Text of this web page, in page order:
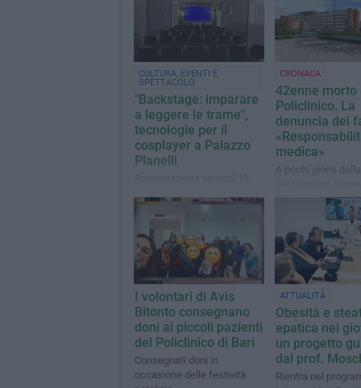
CULTURA, EVENTI E
SPETTACOLO
"Backstage: imparare
a leggere le trame",
tecnologie per il
cosplayer a Palazzo
Planelli
CRONACA
42enne morto
Policlinico. La
denuncia dei
medica»
A pochi giorni
Sicolo, che viveva
Giovinazzo, è stato
presentato un
Carabinieri
I volontari di Avis
Bitonto consegnano
doni ai piccoli pazienti
del Policlinico di Bari
Consegnati doni in
occasione delle festività
ATTUALITÀ
Obesità e
epatica nei
un progetto
dal prof.
Rientra nel